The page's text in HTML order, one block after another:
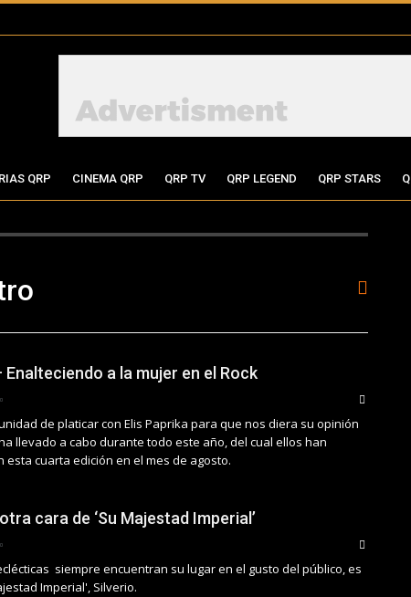
QRP CINEMA QRP QRP TV QRP LEGEND QRP STARS
Enalteciendo a la mujer en el Rock
de platicar con Elis Paprika para que nos diera su opinión
llevado a cabo durante todo este año, del cual ellos han
esta cuarta edición en el mes de agosto.
cara de ‘Su Majestad Imperial’
siempre encuentran su lugar en el gusto del público, es
Imperial', Silverio.